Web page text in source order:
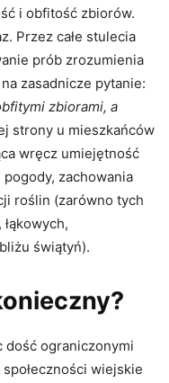
i obfitość zbiorów.
Przez całe stulecia
prób zrozumienia
zasadnicze pytanie:
zbiorami, a
strony u mieszkańców
wręcz umiejętność
zachowania
roślin (zarówno tych
świątyń).
dość ograniczonymi
wiejskie